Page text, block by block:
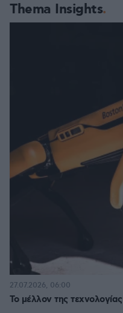
Thema Insights
Το μέλλον της τεχνολογίας
27.07.2026, 06:00